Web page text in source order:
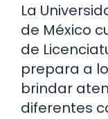
La
de México
de
prepara a
brindar
diferentes